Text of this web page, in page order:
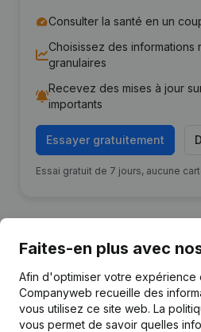
Consulter la santé en un
Choisissez des informations
granulaires
Recevez des mises à jour
importants
Essayer gratuitement
Essai gratuit de 7 jours, aucune
Publicationsde Umb
Date Publication
Faites-en plus avec
Afin d'optimiser votre expérience
Companyweb recueille des
vous utilisez ce site web. La
vous permet de savoir quelles